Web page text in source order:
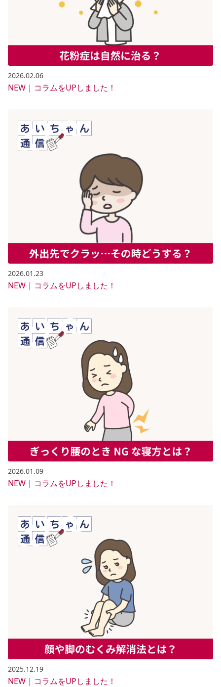
2026.02.06
NEW | コラムをUPしました！
2026.01.23
NEW | コラムをUPしました！
2026.01.09
NEW | コラムをUPしました！
2025.12.19
NEW | コラムをUPしました！